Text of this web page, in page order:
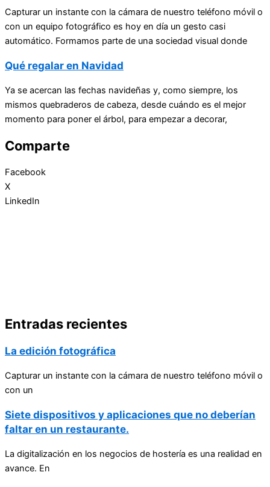
Capturar un instante con la cámara de nuestro teléfono móvil o
con un equipo fotográfico es hoy en día un gesto casi
automático. Formamos parte de una sociedad visual donde
Qué regalar en Navidad
Ya se acercan las fechas navideñas y, como siempre, los
mismos quebraderos de cabeza, desde cuándo es el mejor
momento para poner el árbol, para empezar a decorar,
Comparte
Facebook
X
LinkedIn
Entradas recientes
La edición fotográfica
Capturar un instante con la cámara de nuestro teléfono móvil o
con un
Siete dispositivos y aplicaciones que no deberían
faltar en un restaurante.
La digitalización en los negocios de hostería es una realidad en
avance. En